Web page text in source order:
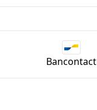
Bancontact